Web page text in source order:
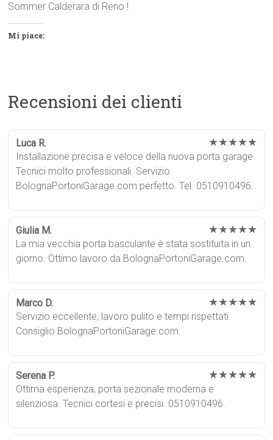
Sommer Calderara di Reno !
Mi piace:
Recensioni dei clienti
Luca R. ★★★★★
Installazione precisa e veloce della nuova porta garage.
Tecnici molto professionali. Servizio
BolognaPortoniGarage.com perfetto. Tel. 0510910496.
Giulia M. ★★★★★
La mia vecchia porta basculante è stata sostituita in un
giorno. Ottimo lavoro da BolognaPortoniGarage.com.
Marco D. ★★★★★
Servizio eccellente, lavoro pulito e tempi rispettati.
Consiglio BolognaPortoniGarage.com.
Serena P. ★★★★★
Ottima esperienza, porta sezionale moderna e
silenziosa. Tecnici cortesi e precisi. 0510910496.